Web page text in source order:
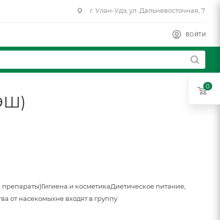
г. Улан-Удэ, ул. Дальневосточная, 7
ВОЙТИ
Гигиена и косметикаДиетическое питание,
от насекомыхне входят в группу
0